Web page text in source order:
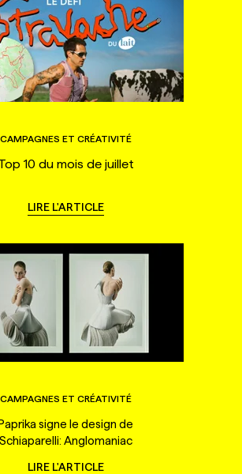
CAMPAGNES ET CRÉATIVITÉ
10 du mois de juillet
LIRE L'ARTICLE
CAMPAGNES ET CRÉATIVITÉ
signe le design de
Schiaparelli: Anglomaniac
LIRE L'ARTICLE